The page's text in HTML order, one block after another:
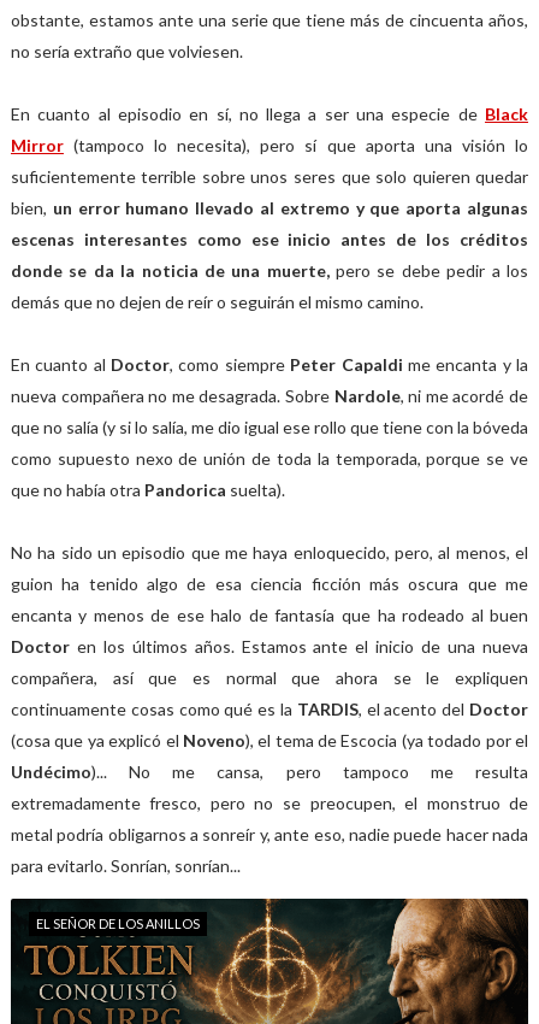
obstante, estamos ante una serie que tiene más de cincuenta años,
no sería extraño que volviesen.
En cuanto al episodio en sí, no llega a ser una especie de Black
Mirror (tampoco lo necesita), pero sí que aporta una visión lo
suficientemente terrible sobre unos seres que solo quieren quedar
bien, un error humano llevado al extremo y que aporta algunas
escenas interesantes como ese inicio antes de los créditos
donde se da la noticia de una muerte,pero se debe pedir a los
demás que no dejen de reír o seguirán el mismo camino.
En cuanto al Doctor, como siempre Peter Capaldi me encanta y la
nueva compañera no me desagrada. Sobre Nardole, ni me acordé de
que no salía (y si lo salía, me dio igual ese rollo que tiene con la bóveda
como supuesto nexo de unión de toda la temporada, porque se ve
que no había otra Pandorica suelta).
No ha sido un episodio que me haya enloquecido, pero, al menos, el
guion ha tenido algo de esa ciencia ficción más oscura que me
encanta y menos de ese halo de fantasía que ha rodeado al buen
Doctoren los últimos años. Estamos ante el inicio de una nueva
compañera, así que es normal que ahora se le expliquen
continuamente cosas como qué es la TARDIS, el acento del Doctor
(cosa que ya explicó el Noveno), el tema de Escocia (ya todado por el
Undécimo)... No me cansa, pero tampoco me resulta
extremadamente fresco, pero no se preocupen, el monstruo de
metal podría obligarnos a sonreír y, ante eso, nadie puede hacer nada
para evitarlo. Sonrían, sonrían...
EL SEÑOR DE LOS ANILLOS